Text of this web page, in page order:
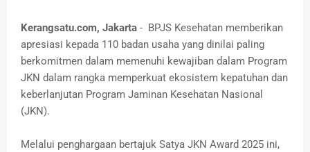
Kerangsatu.com, Jakarta - BPJS Kesehatan memberikan
apresiasi kepada 110 badan usaha yang dinilai paling
berkomitmen dalam memenuhi kewajiban dalam Program
JKN dalam rangka memperkuat ekosistem kepatuhan dan
keberlanjutan Program Jaminan Kesehatan Nasional
(JKN).
Melalui penghargaan bertajuk Satya JKN Award 2025 ini,